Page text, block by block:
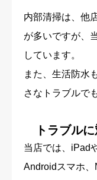
内部清掃は、他
が多いですが、
しています。
また、生活防水
さなトラブルで
トラブル
当店では、iPad
Androidスマホ